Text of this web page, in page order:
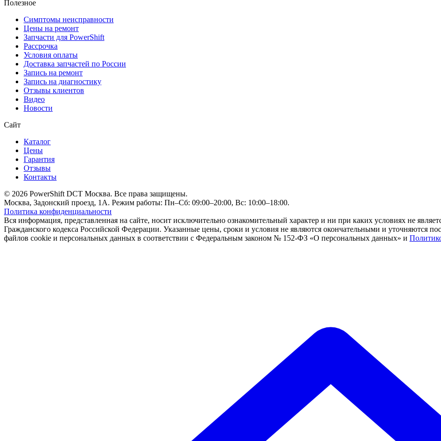
Полезное
Симптомы неисправности
Цены на ремонт
Запчасти для PowerShift
Рассрочка
Условия оплаты
Доставка запчастей по России
Запись на ремонт
Запись на диагностику
Отзывы клиентов
Видео
Новости
Сайт
Каталог
Цены
Гарантия
Отзывы
Контакты
© 2026 PowerShift DCT Москва. Все права защищены.
Москва, Задонский проезд, 1А. Режим работы: Пн–Сб: 09:00–20:00, Вс: 10:00–18:00.
Политика конфиденциальности
Вся информация, представленная на сайте, носит исключительно ознакомительный характер и ни при каких условиях не
Гражданского кодекса Российской Федерации. Указанные цены, сроки и условия не являются окончательными и уточняются
файлов cookie и персональных данных в соответствии с Федеральным законом № 152-ФЗ «О персональных данных» и